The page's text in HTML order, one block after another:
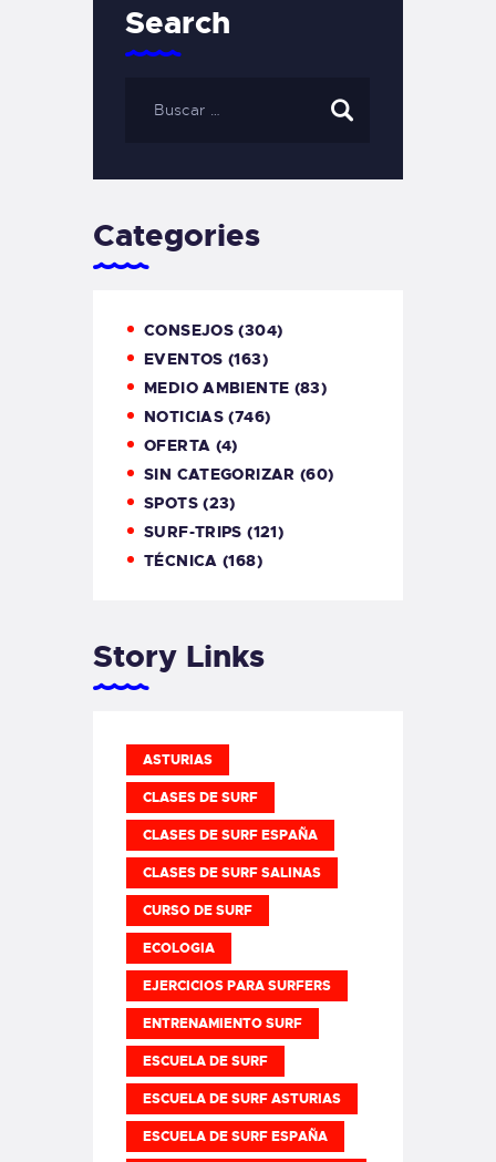
Search
Categories
CONSEJOS (304)
EVENTOS (163)
MEDIO AMBIENTE (83)
NOTICIAS (746)
OFERTA (4)
SIN CATEGORIZAR (60)
SPOTS(23)
SURF-TRIPS (121)
TÉCNICA (168)
Story Links
ASTURIAS
CLASES DE SURF
CLASES DE SURF ESPAÑA
CLASES DE SURF SALINAS
CURSO DE SURF
ECOLOGIA
EJERCICIOS PARA SURFERS
ENTRENAMIENTO SURF
ESCUELA DE SURF
ESCUELA DE SURF ASTURIAS
ESCUELA DE SURF ESPAÑA